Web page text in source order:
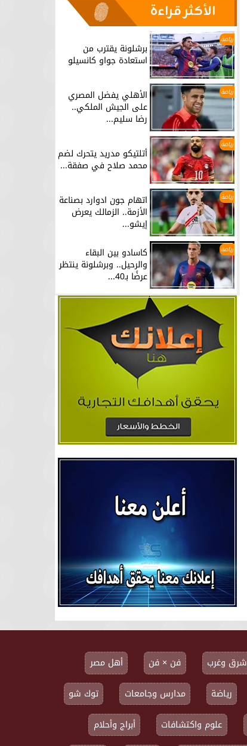
الأكثر قراءة
رياضة
برشلونة يقترب من
استعادة جواو كانسيلو
رياضة الأهلي يفضل المصري
على الجيش الملكي..
رضا سليم...
رياضة
أتلتيكو مدريد يتحرك لضم
محمد صلاح في صفقة...
رياضة اتهام جون ادوارد بصناعة
الأزمة.. الزمالك يعرض
إيشو...
رياضة كاسادو بين البقاء
والرحيل.. وبرشلونة ينتظر
عرضًا بـ40...
شرق وغرب فن × فن
أهل مصر
رياضة مدارس وجامعات
توك شو
علوم واكتشافات أبراج وأحلام